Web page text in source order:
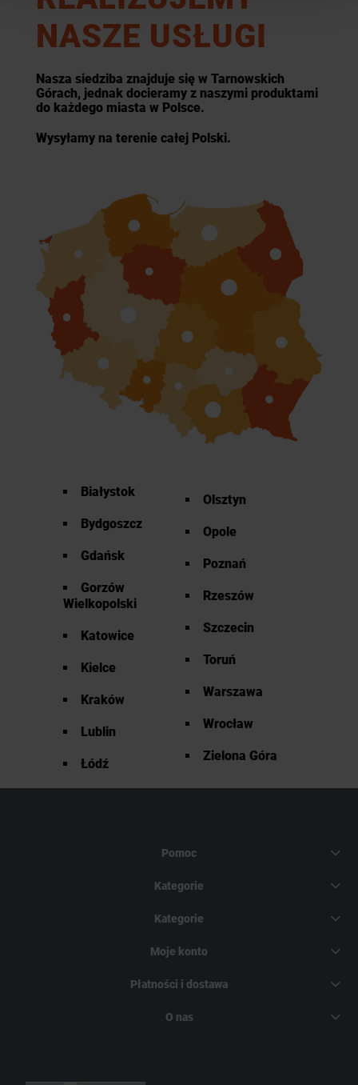
NASZE USŁUGI
Nasza siedziba znajduje się w Tarnowskich
Górach, jednak docieramy z naszymi produktami
do każdego miasta w Polsce.
Wysyłamy na terenie całej Polski.
Białystok
Bydgoszcz
Gdańsk
Gorzów
Wielkopolski
Katowice
Kielce
Kraków
Lublin
Łódź
Olsztyn
Opole
Poznań
Rzeszów
Szczecin
Toruń
Warszawa
Wrocław
Zielona Góra
Pomoc
Kategorie
Kategorie
Moje konto
Płatności i dostawa
O nas